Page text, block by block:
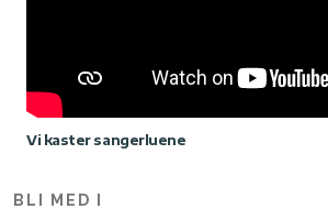
Vi kaster sangerluene
BLI MED I